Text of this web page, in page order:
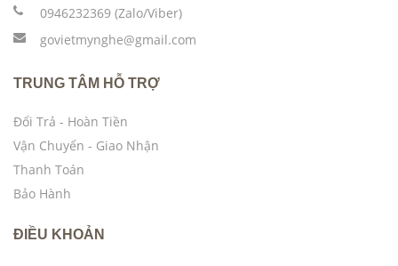
0946232369 (Zalo/Viber)
govietmynghe@gmail.com
TRUNG TÂM HỖ TRỢ
Đổi Trả - Hoàn Tiền
Vận Chuyển - Giao Nhận
Thanh Toán
Bảo Hành
ĐIỀU KHOẢN